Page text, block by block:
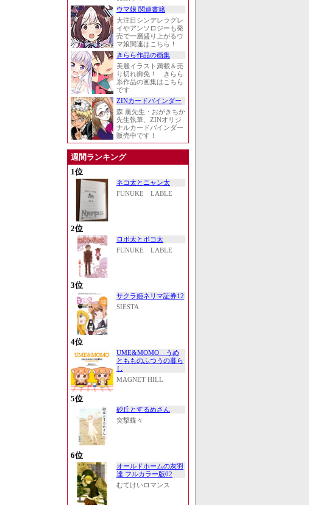
ウマ娘 関連書籍
大注目シンデレラグレ
イやアンソロジーも発
売で一層盛り上がるウ
マ娘関連はこちら！
きらら作品の画集
美麗イラスト満載＆売
り切れ御免！ きらら
系作品の画集はこちら
です
ZINカードバインダー
森 薫先生・おがきちか
先生執筆、ZINオリジ
ナルカードバインダー
販売中です！
週間ランキング
1位
ネコ太とニャン太
FUNUKE LABLE
2位
ロボ太とポコ太
FUNUKE LABLE
3位
サクラ姫ネリマ証券12
SIESTA
4位
UME&MOMO うめ
ともものふつうの暮ら
し
MAGNET HILL
5位
砂丘とするめさん
突撃蝶々
6位
オールドホームの灰羽
達 フルカラー版02
むてけいロマンス